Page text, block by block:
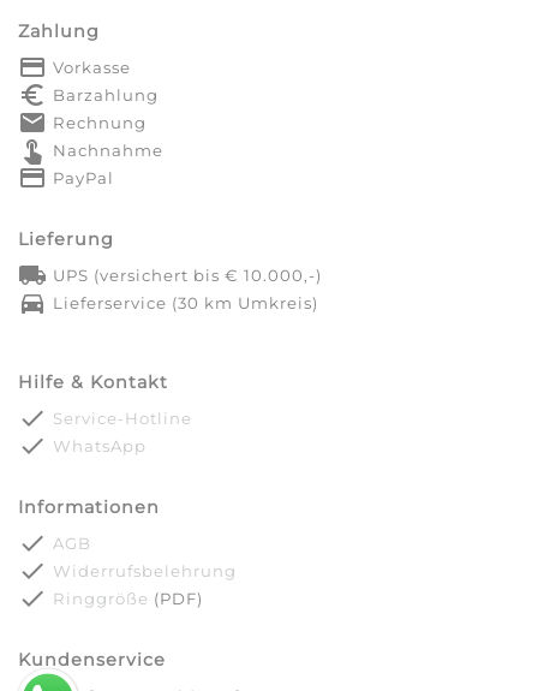
Zahlung
payment Vorkasse
euro_symbol Barzahlung
markunread Rechnung
touch_app Nachnahme
credit_card PayPal
Lieferung
local_shipping UPS (versichert bis € 10.000,-)
directions_car Lieferservice (30 km Umkreis)
Hilfe & Kontakt
done Service-Hotline
done WhatsApp
Informationen
done AGB
done Widerrufsbelehrung
done Ringgröße (PDF)
Kundenservice